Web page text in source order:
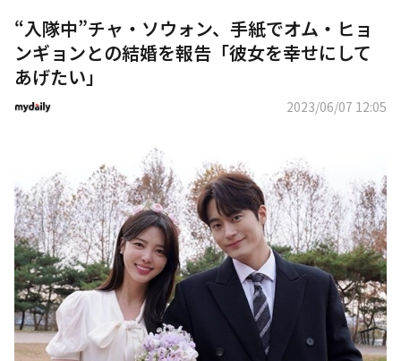
“入隊中”チャ・ソウォン、手紙でオム・ヒョ
ンギョンとの結婚を報告「彼女を幸せにして
あげたい」
2023/06/07 12:05